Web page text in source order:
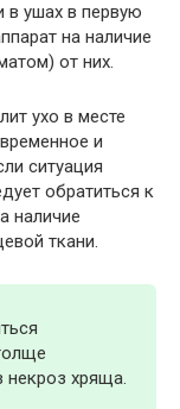
в ушах в первую
на наличие
от них.
ухо в месте
и
ситуация
обратиться к
наличие
ткани.
некроз хряща.